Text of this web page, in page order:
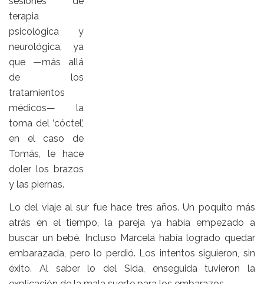
terapia
psicológica y
neurológica, ya
que —más allá
de los
tratamientos
médicos— la
toma del ‘cóctel’,
en el caso de
Tomás, le hace
doler los brazos
y las piernas.
Lo del viaje al sur fue hace tres años. Un poquito más
atrás en el tiempo, la pareja ya había empezado a
buscar un bebé. Incluso Marcela había logrado quedar
embarazada, pero lo perdió. Los intentos siguieron, sin
éxito. Al saber lo del Sida, enseguida tuvieron la